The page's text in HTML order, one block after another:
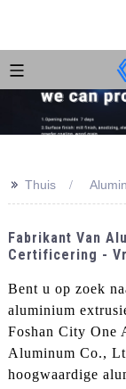
>> Thuis
Fabrikant Van
Certificering -
Bent u op zoek
aluminium
Foshan City One
Aluminum Co.,
hoogwaardige